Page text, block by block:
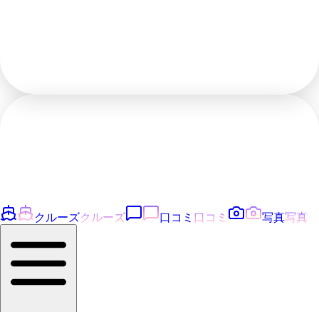
クルーズクルーズ 口コミ 口コミ 写真写真